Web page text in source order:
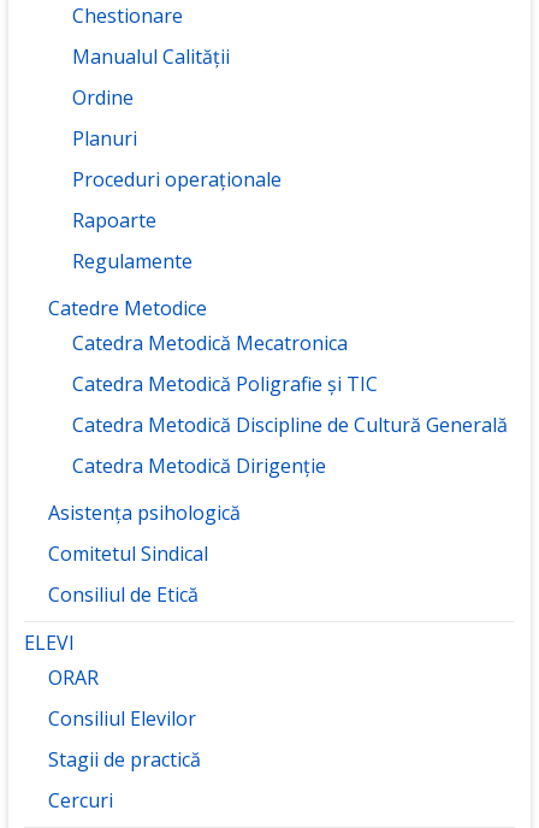
Chestionare
Manualul Calității
Ordine
Planuri
Proceduri operaționale
Rapoarte
Regulamente
Catedre Metodice
Catedra Metodică Mecatronica
Catedra Metodică Poligrafie și TIC
Catedra Metodică Discipline de Cultură Generală
Catedra Metodică Dirigenție
Asistența psihologică
Comitetul Sindical
Consiliul de Etică
ELEVI
ORAR
Consiliul Elevilor
Stagii de practică
Cercuri